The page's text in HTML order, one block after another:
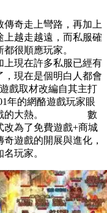
奇走上彎路，再加上
越走越遠，而私服確
新都很順應玩家。
現在許多私服已經有
，現在是個明白人都會
取材改編自其主打
年的網酪遊戲玩家眼
遊戲的大熱。 數
改為了免費遊戲+商城
遊戲的開展與進化，
知名玩家。